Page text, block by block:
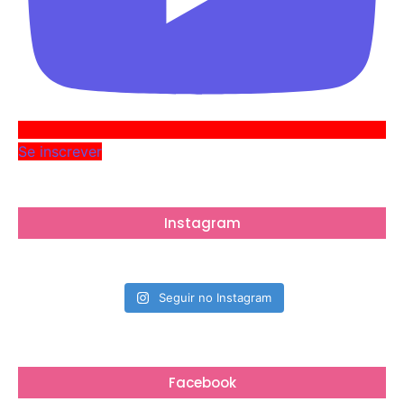
Se inscrever
Instagram
Seguir no Instagram
Facebook